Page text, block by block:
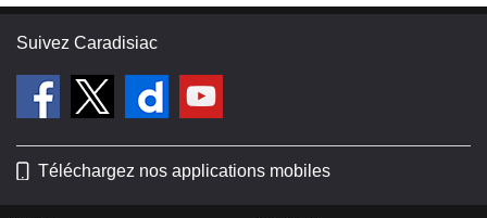
Suivez Caradisiac
Téléchargez nos applications mobiles